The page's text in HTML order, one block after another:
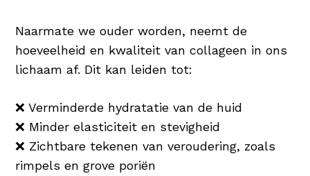
Naarmate we ouder worden, neemt de
hoeveelheid en kwaliteit van collageen in ons
lichaam af. Dit kan leiden tot:
❌ Verminderde hydratatie van de huid
❌ Minder elasticiteit en stevigheid
❌ Zichtbare tekenen van veroudering, zoals
rimpels en grove poriën